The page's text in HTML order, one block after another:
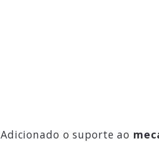
Adicionado o suporte ao